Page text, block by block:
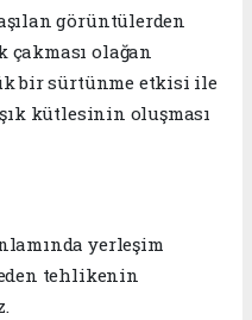
görüntülerden
olağan
bir sürtünme etkisi ile
kütlesinin oluşması
yerleşim
tehlikenin